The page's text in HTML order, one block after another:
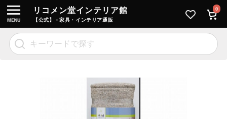
リコメン堂インテリア館
【公式】 - 家具・インテリア通販
0